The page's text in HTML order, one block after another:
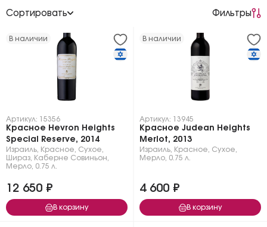
Сортировать Фильтры
В наличии
Артикул: 15356
Красное Hevron Heights
Special Reserve, 2014
Израиль Красное Сухое
Шираз
Каберне Совиньон
Мерло 0.75 л.
12 650 ₽
В корзину
В наличии
Артикул: 13945
Красное Judean Heights
Merlot, 2013
Израиль Красное Сухое
Мерло 0.75 л.
4 600 ₽
В корзину